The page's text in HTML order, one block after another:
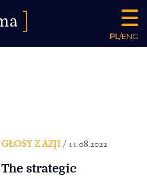
PL/ENG
GŁOSY Z AZJI/ 11.08.2022
The strategic